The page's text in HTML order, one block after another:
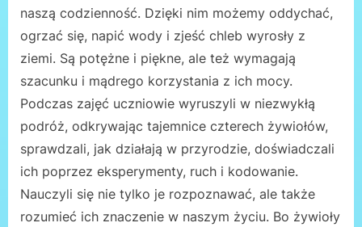
naszą codzienność. Dzięki nim możemy oddychać,
ogrzać się, napić wody i zjeść chleb wyrosły z
ziemi. Są potężne i piękne, ale też wymagają
szacunku i mądrego korzystania z ich mocy.
Podczas zajęć uczniowie wyruszyli w niezwykłą
podróż, odkrywając tajemnice czterech żywiołów,
sprawdzali, jak działają w przyrodzie, doświadczali
ich poprzez eksperymenty, ruch i kodowanie.
Nauczyli się nie tylko je rozpoznawać, ale także
rozumieć ich znaczenie w naszym życiu. Bo żywioły